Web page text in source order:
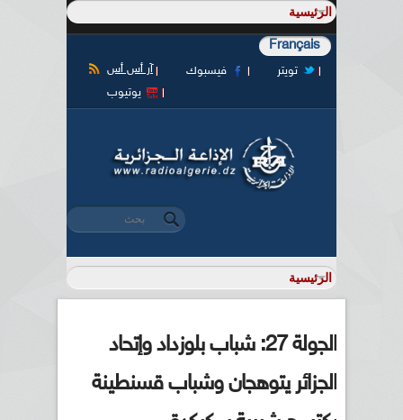
Français
آر أس أس فيسبوك
تويتر
يوتيوب
استمارة البحث
‏بحث ‏
الجولة 27: شباب بلوزداد وإتحاد
الجزائر يتوهجان وشباب قسنطينة